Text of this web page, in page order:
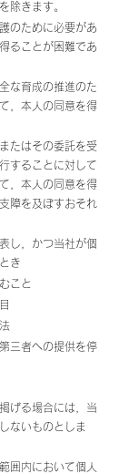
除きます。
のために必要があ
ることが困難であ
な育成の推進のた
，本人の同意を得
たはその委託を受
することに対して
，本人の同意を得
障を及ぼすおそれ
し，かつ当社が個
き
こと
三者への提供を停
げる場合には，当
ないものとしま
囲内において個人